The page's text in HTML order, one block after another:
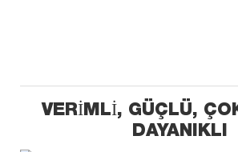
VERIMLI, GÜÇLÜ,
DAYANIKLI